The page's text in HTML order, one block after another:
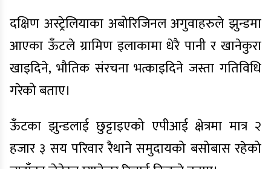
दक्षिण अस्ट्रेलियाका अबोरिजिनल अगुवाहरुले झुन्डमा
आएका ऊँटले ग्रामिण इलाकामा धेरै पानी र खानेकुरा
खाइदिने, भौतिक संरचना भत्काइदिने जस्ता गतिविधि
गरेको बताए।
ऊँटका झुन्डलाई छुट्टाइएको एपीआई क्षेत्रमा मात्र २
हजार ३ सय परिवार रैथाने समुदायको बसोबास रहेको